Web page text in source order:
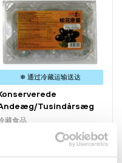
❄ 通过冷藏运输送达
Tusindårsæg
GooSun
藏食品